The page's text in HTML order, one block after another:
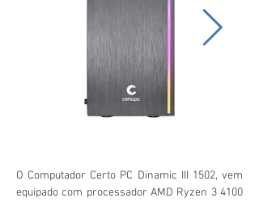
O Computador Certo PC Dinamic III 1502, vem
equipado com processador AMD Ryzen 3 4100